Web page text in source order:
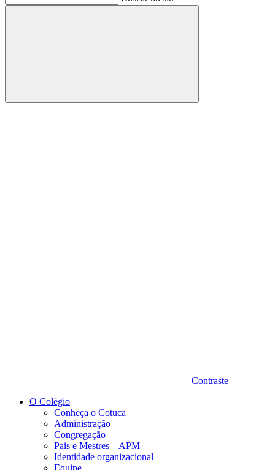
Buscar
Contraste
O Colégio
Conheça o Cotuca
Administração
Congregação
Pais e Mestres – APM
Identidade organizacional
Equipe